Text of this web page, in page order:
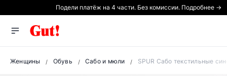
Подели платёж на 4 части. Без комиссии. Подробнее →
Женщины Обувь Сабо и мюли SPUR Сабо текстильные